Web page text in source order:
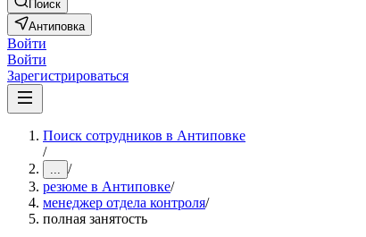
Поиск
Антиповка
Войти
Войти
Зарегистрироваться
Поиск сотрудников в Антиповке
/
... /
резюме в Антиповке/
менеджер отдела контроля/
полная занятость